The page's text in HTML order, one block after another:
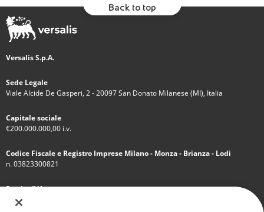
Back to top
Versalis S.p.A.
Sede Legale
Viale Alcide De Gasperi, 2 - 20097 San Donato Milanese (MI), Italia
Capitale sociale
€200.000.000,00 i.v.
Codice Fiscale e Registro Imprese Milano - Monza - Brianza - Lodi
n. 03823300821
Partita IVA
IT 01768800748 - R.E.A. Milano n.1351279